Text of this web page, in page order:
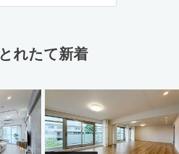
とれたて新着